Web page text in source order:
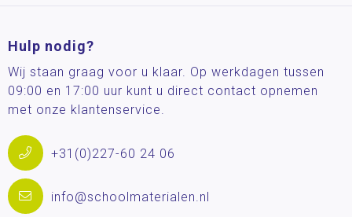
Hulp nodig?
Wij staan graag voor u klaar. Op werkdagen tussen
09:00 en 17:00 uur kunt u direct contact opnemen
met onze klantenservice.
+31(0)227-60 24 06
info@schoolmaterialen.nl